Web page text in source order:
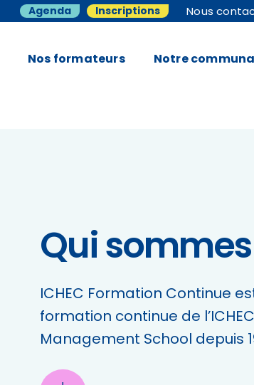
Agenda Inscriptions Nous
Nos formateurs Notre
Qui
ICHEC Formation Continue
formation continue de
Management School depuis